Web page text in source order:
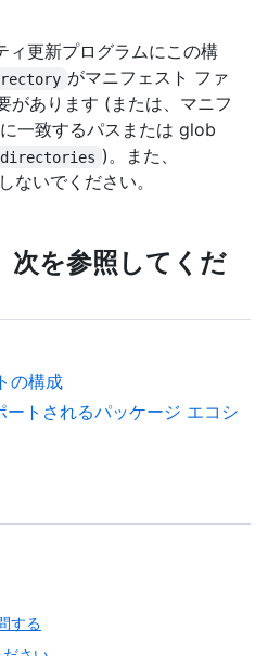
更新プログラムにこの構
がマニフェスト ファ
があります (または、マニフ
一致するパスまたは glob
directories )。また、
ないでください。
次を参照してくだ
の構成
トされるパッケージ エコシ
する